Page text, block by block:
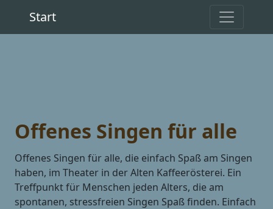
Start
Offenes Singen für alle
Offenes Singen für alle, die einfach Spaß am Singen
haben, im Theater in der Alten Kaffeerösterei. Ein
Treffpunkt für Menschen jeden Alters, die am
spontanen, stressfreien Singen Spaß finden. Einfach